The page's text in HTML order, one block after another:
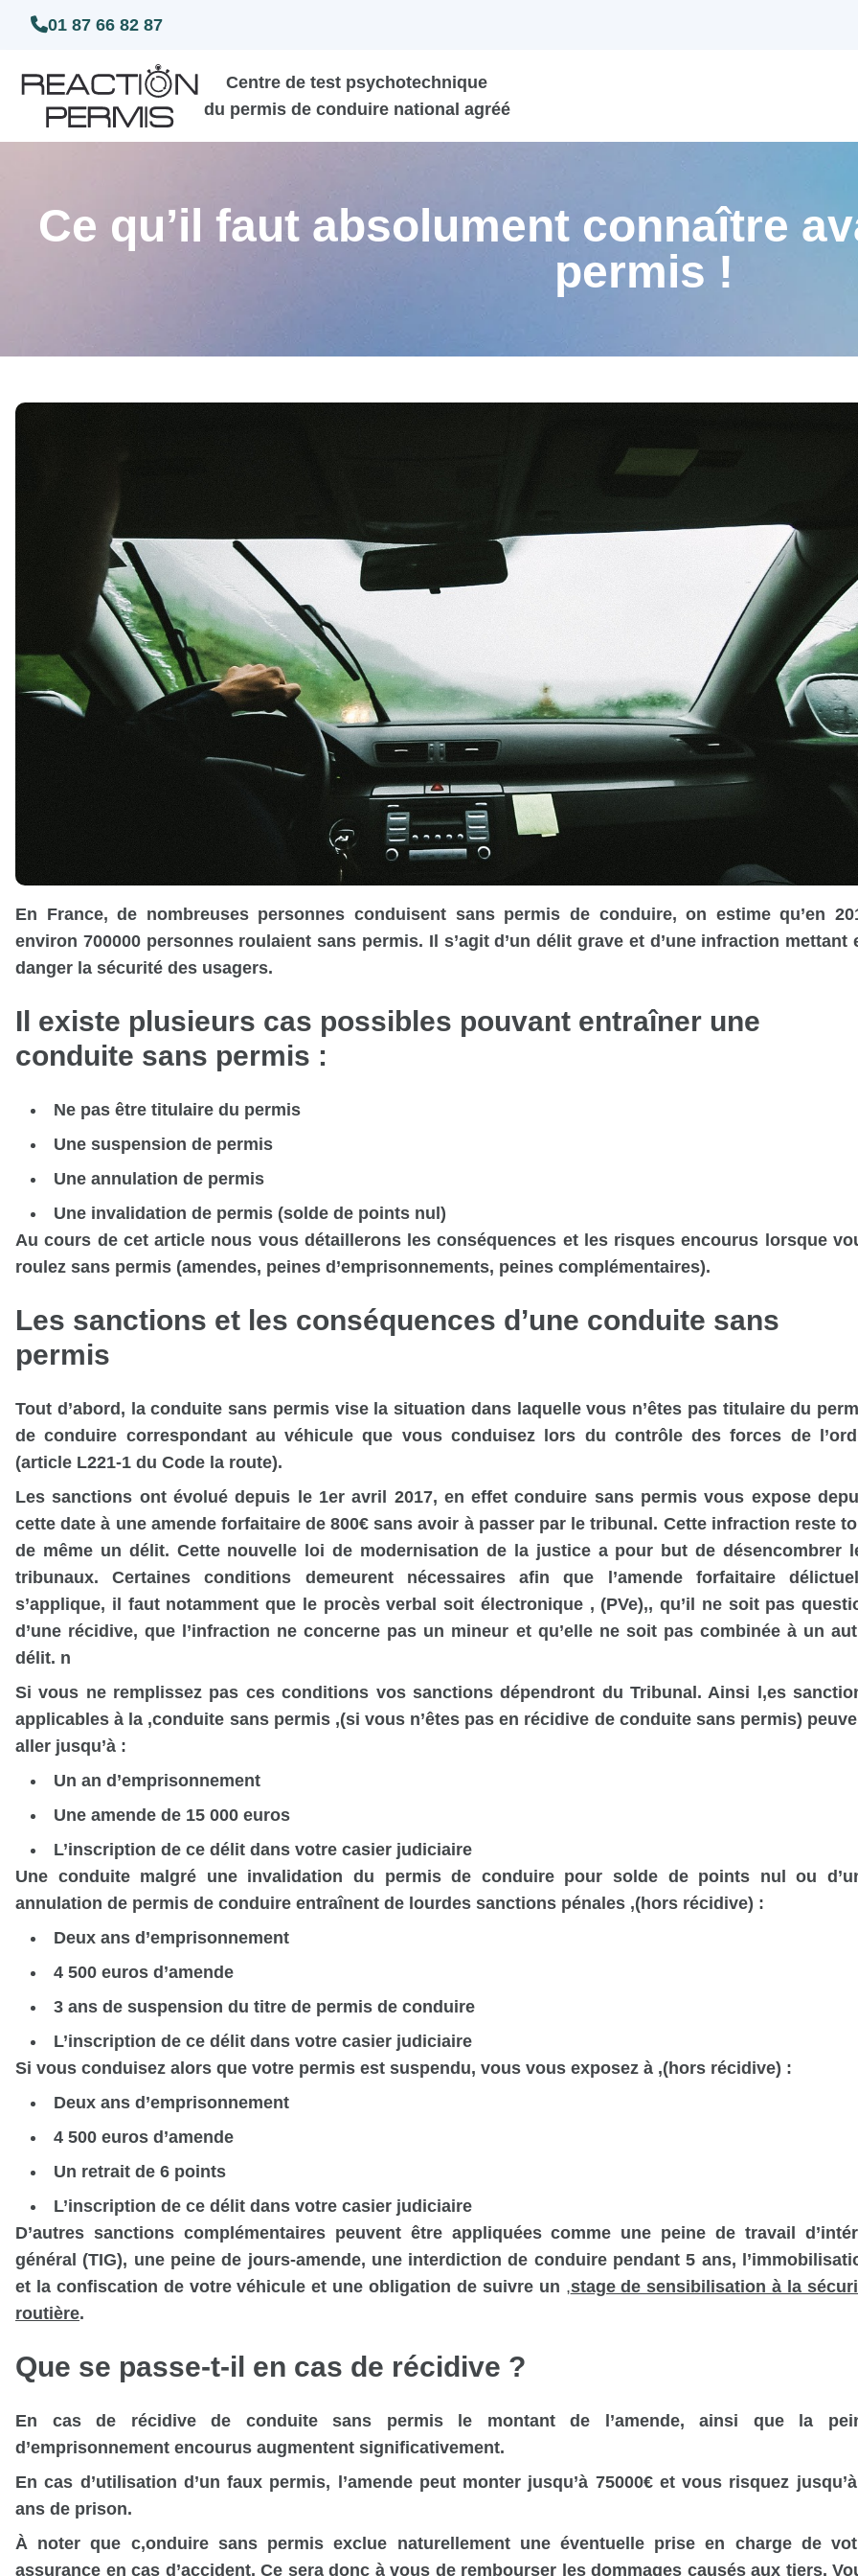
01 87 66 82 87
Centre de test psychotechnique
du permis de conduire national agréé
Ce qu’il faut absolument connaître
permis !
En France, de nombreuses personnes conduisent sans permis de conduire, on estime qu’en
environ 700000 personnes roulaient sans permis. Il s’agit d’un délit grave et d’une infraction mettant
danger la sécurité des usagers.
Il existe plusieurs cas possibles pouvant entraîner une
conduite sans permis :
Ne pas être titulaire du permis
Une suspension de permis
Une annulation de permis
Une invalidation de permis (solde de points nul)
Au cours de cet article nous vous détaillerons les conséquences et les risques encourus lorsque
roulez sans permis (amendes, peines d’emprisonnements, peines complémentaires).
Les sanctions et les conséquences d’une conduite sans
permis
Tout d’abord, la conduite sans permis vise la situation dans laquelle vous n’êtes pas titulaire du
de conduire correspondant au véhicule que vous conduisez lors du contrôle des forces de
(article L221-1 du Code la route).
Les sanctions ont évolué depuis le 1er avril 2017, en effet conduire sans permis vous expose
cette date à une amende forfaitaire de 800€ sans avoir à passer par le tribunal. Cette infraction reste
de même un délit. Cette nouvelle loi de modernisation de la justice a pour but de désencombrer
tribunaux. Certaines conditions demeurent nécessaires afin que l’amende forfaitaire
s’applique, il faut notamment que le procès verbal soit électronique , (PVe),, qu’il ne soit pas
d’une récidive, que l’infraction ne concerne pas un mineur et qu’elle ne soit pas combinée à un
délit. n
Si vous ne remplissez pas ces conditions vos sanctions dépendront du Tribunal. Ainsi l,es
applicables à la ,conduite sans permis ,(si vous n’êtes pas en récidive de conduite sans permis)
aller jusqu’à :
Un an d’emprisonnement
Une amende de 15 000 euros
L’inscription de ce délit dans votre casier judiciaire
Une conduite malgré une invalidation du permis de conduire pour solde de points nul ou
annulation de permis de conduire entraînent de lourdes sanctions pénales ,(hors récidive) :
Deux ans d’emprisonnement
4 500 euros d’amende
3 ans de suspension du titre de permis de conduire
L’inscription de ce délit dans votre casier judiciaire
Si vous conduisez alors que votre permis est suspendu, vous vous exposez à ,(hors récidive) :
Deux ans d’emprisonnement
4 500 euros d’amende
Un retrait de 6 points
L’inscription de ce délit dans votre casier judiciaire
D’autres sanctions complémentaires peuvent être appliquées comme une peine de travail
général (TIG), une peine de jours-amende, une interdiction de conduire pendant 5 ans,
et la confiscation de votre véhicule et une obligation de suivre un ,stage de sensibilisation à la
routière.
Que se passe-t-il en cas de récidive ?
En cas de récidive de conduite sans permis le montant de l’amende, ainsi que la
d’emprisonnement encourus augmentent significativement.
En cas d’utilisation d’un faux permis, l’amende peut monter jusqu’à 75000€ et vous risquez
ans de prison.
À noter que c,onduire sans permis exclue naturellement une éventuelle prise en charge de
assurance en cas d’accident. Ce sera donc à vous de rembourser les dommages causés aux tiers.